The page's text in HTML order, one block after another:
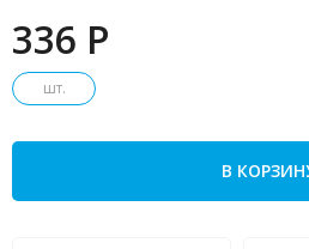
336 P
шт.
В